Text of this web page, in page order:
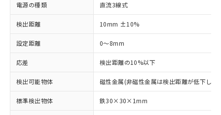
電源の種類 直流3線式
検出距離 10mm ±10%
設定距離 0～8mm
応差 検出距離の10%以下
検出可能物体 磁性金属(非磁性金属は検出距離が低下しま
標準検出物体 鉄30×30×1mm